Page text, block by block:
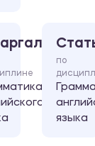
по
языка